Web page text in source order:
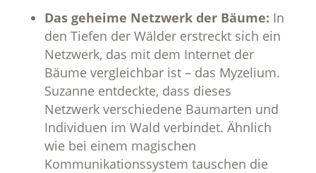
Das geheime Netzwerk der Bäume: In
den Tiefen der Wälder erstreckt sich ein
Netzwerk, das mit dem Internet der
Bäume vergleichbar ist – das Myzelium.
Suzanne entdeckte, dass dieses
Netzwerk verschiedene Baumarten und
Individuen im Wald verbindet. Ähnlich
wie bei einem magischen
Kommunikationssystem tauschen die